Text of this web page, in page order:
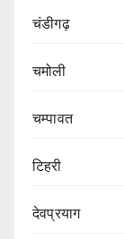
चंडीगढ़
चमोली
चम्पावत
टिहरी
देवप्रयाग